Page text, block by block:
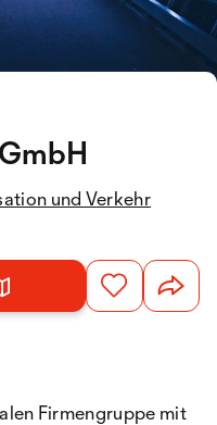
und Verkehr
Firmengruppe mit